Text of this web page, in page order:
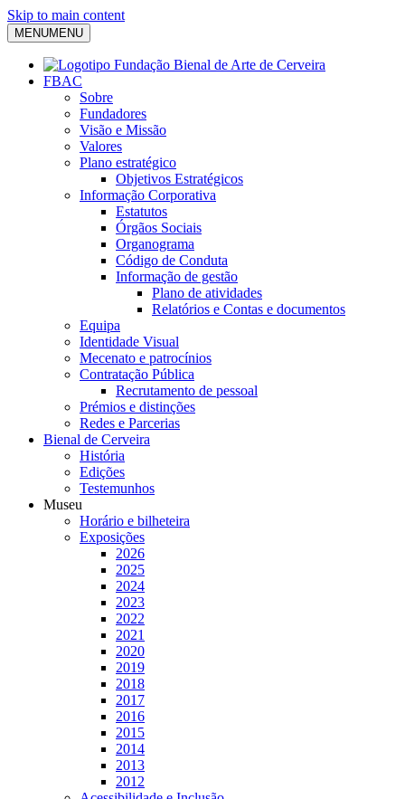
Skip to main content
MENUMENU
FBAC
Sobre
Fundadores
Visão e Missão
Valores
Plano estratégico
Objetivos Estratégicos
Informação Corporativa
Estatutos
Órgãos Sociais
Organograma
Código de Conduta
Informação de gestão
Plano de atividades
Relatórios e Contas e documentos
Equipa
Identidade Visual
Mecenato e patrocínios
Contratação Pública
Recrutamento de pessoal
Prémios e distinções
Redes e Parcerias
Bienal de Cerveira
História
Edições
Testemunhos
Museu
Horário e bilheteira
Exposições
2026
2025
2024
2023
2022
2021
2020
2019
2018
2017
2016
2015
2014
2013
2012